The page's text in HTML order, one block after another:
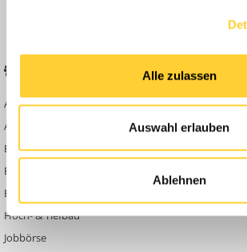
Alle zulassen
Auswahl erlauben
Ablehnen
Abbruch
Ausbildung & Beruf
Bau Allgemein
Baumaschinen
Berg- & Tagebau
Hoch- & Tiefbau
Jobbörse
KONTAKT
Werben auf
Bauforum24